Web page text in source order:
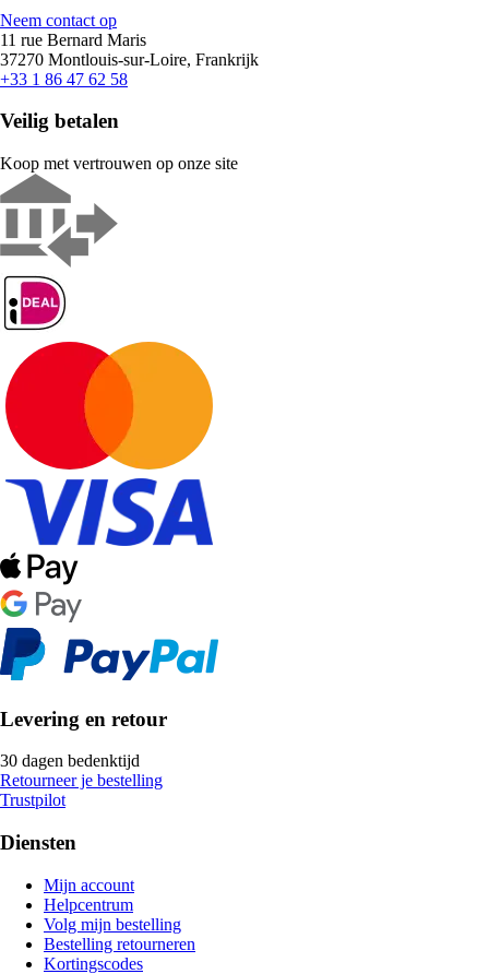
Neem contact op
11 rue Bernard Maris
37270 Montlouis-sur-Loire, Frankrijk
+33 1 86 47 62 58
Veilig betalen
Koop met vertrouwen op onze site
Levering en retour
30 dagen bedenktijd
Retourneer je bestelling
Trustpilot
Diensten
Mijn account
Helpcentrum
Volg mijn bestelling
Bestelling retourneren
Kortingscodes